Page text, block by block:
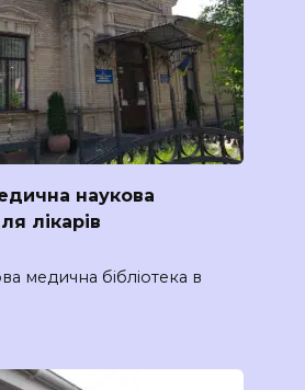
наукова
лікарів
медична бібліотека в